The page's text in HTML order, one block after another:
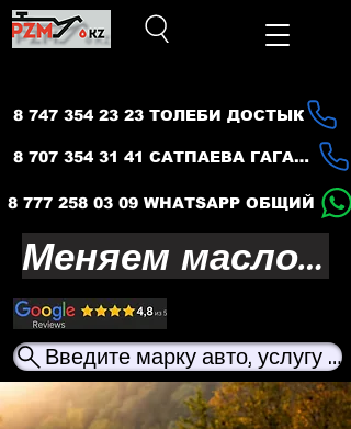
8 747 354 23 23 ТОЛЕБИ ДОСТЫК
8 707 354 31 41 САТПАЕВА ГАГАРИНА
8 777 258 03 09 WHATSAPP ОБЩИЙ
Введите марку авто, услугу
Меняем масло — продлеваем жизнь вашего авто